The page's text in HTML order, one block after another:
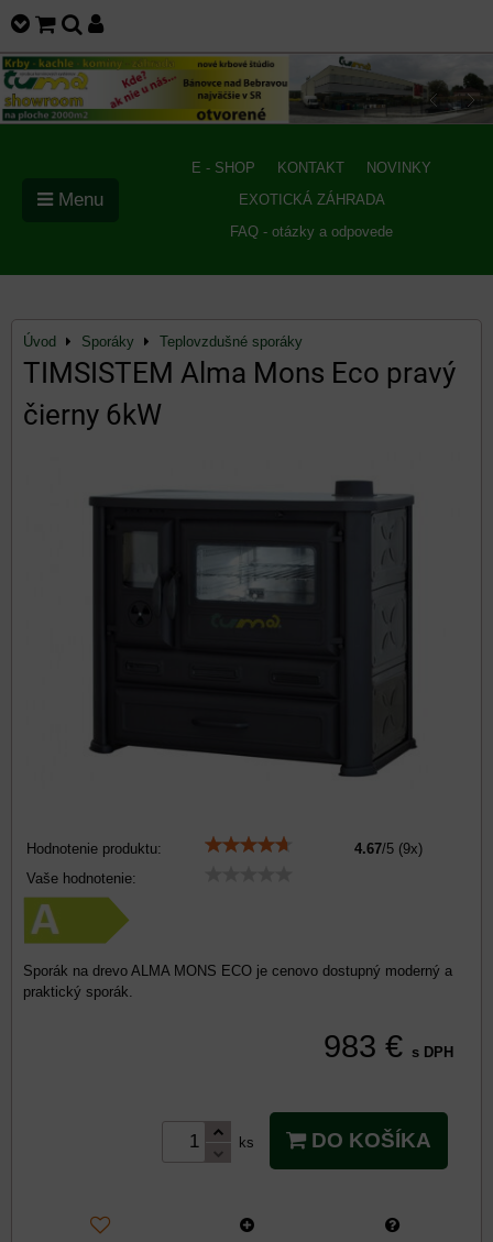
E - SHOP KONTAKT
NOVINKY
EXOTICKÁ ZÁHRADA
FAQ - otázky a odpovede
Menu
Úvod Sporáky Teplovzdušné sporáky
TIMSISTEM Alma Mons Eco pravý
čierny 6kW
Hodnotenie produktu: 4.67/5 (9x)
Vaše hodnotenie:
Sporák na drevo ALMA MONS ECO je cenovo dostupný moderný a
praktický sporák.
983 € s DPH
ks DO KOŠÍKA